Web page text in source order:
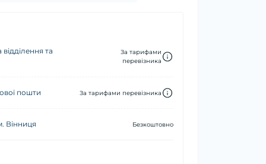
та
За тарифами
перевізника
пошти За тарифами перевізника
Вінниця Безкоштовно